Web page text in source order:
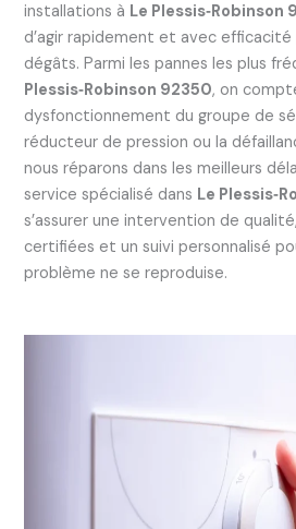
installations à Le Plessis‑Robinson
d’agir rapidement et avec
dégâts. Parmi les pannes les plus
Plessis‑Robinson 92350, on
dysfonctionnement du groupe de
réducteur de pression ou la
nous réparons dans les meilleurs
service spécialisé dans Le
s’assurer une intervention de
certifiées et un suivi personnalisé
problème ne se reproduise.